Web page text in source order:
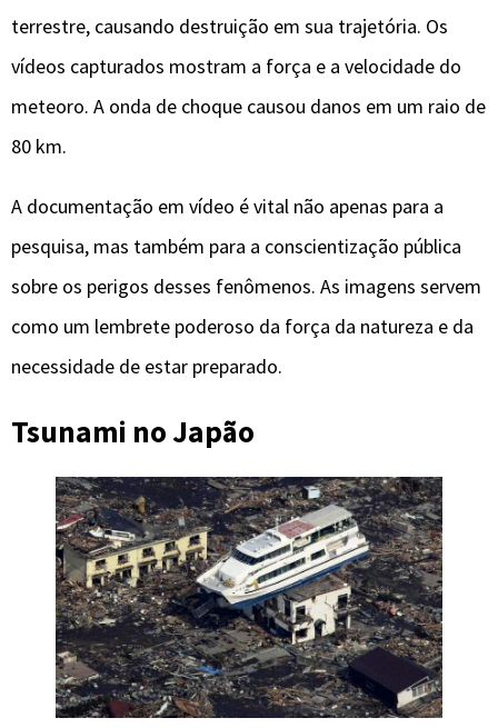
terrestre, causando destruição em sua trajetória. Os
vídeos capturados mostram a força e a velocidade do
meteoro. A onda de choque causou danos em um raio de
80 km.
A documentação em vídeo é vital não apenas para a
pesquisa, mas também para a conscientização pública
sobre os perigos desses fenômenos. As imagens servem
como um lembrete poderoso da força da natureza e da
necessidade de estar preparado.
Tsunami no Japão